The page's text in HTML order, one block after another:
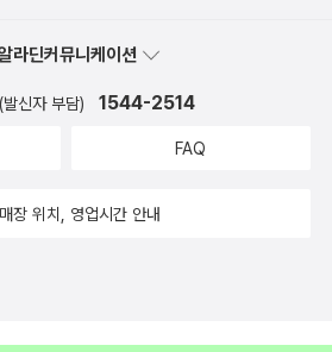
켜 주세요. 적절한 질문을 던져 어린이가
편을 부담 없이 써냅니다. 여기에 익숙해
정리할 수 있어요. 독서 교실에서
지 초등 글쓰기의 모든 부분을 빈틈없이
라딘커뮤니케이션
신자 부담) 1544-2514
FAQ
장 위치, 영업시간 안내